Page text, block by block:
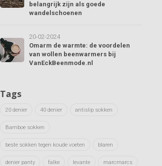
belangrijk zijn als goede
wandelschoenen
20-02-2024
Omarm de warmte: de voordelen
van wollen beenwarmers bij
VanEckBeenmode.nl
Tags
20 denier 40 denier antislip sokken
Bamboe sokken
beste sokken tegen koude voeten blaren
denier panty falke levante marcmarcs